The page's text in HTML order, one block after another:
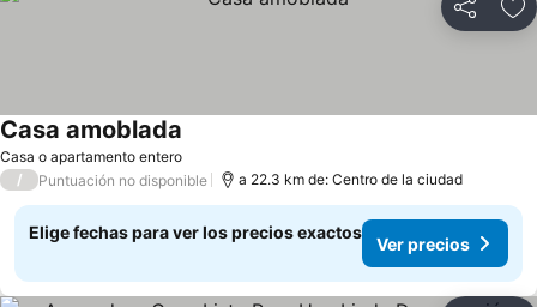
Compartir
Casa o apartamento entero
Casa amoblada
/ Puntuación no disponible a 22.3 km de: Centro de la ciudad
Elige fechas para ver los precios exactos
Ver precios